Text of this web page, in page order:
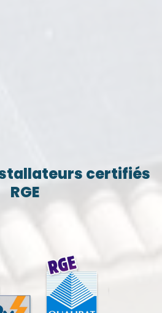
certifiés
RGE